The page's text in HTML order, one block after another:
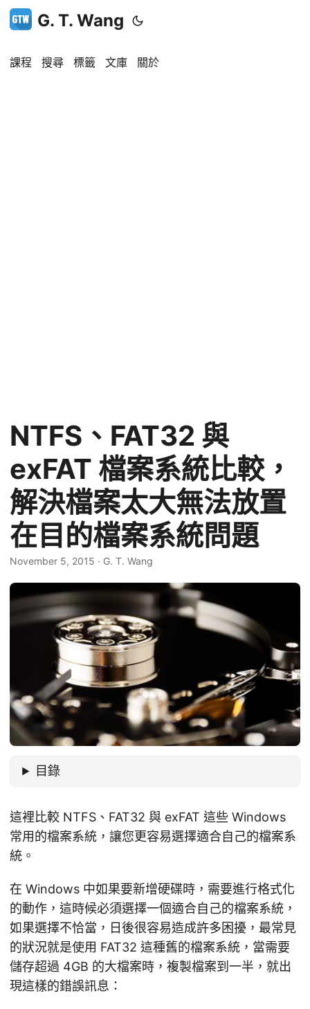
G. T. Wang
課程 搜尋 標籤 文庫 關於
NTFS、FAT32 與
exFAT 檔案系統比較，
解決檔案太大無法放置
在目的檔案系統問題
November 5, 2015 · G. T. Wang
目錄
這裡比較 NTFS、FAT32 與 exFAT 這些 Windows
常用的檔案系統，讓您更容易選擇適合自己的檔案系
統。
在 Windows 中如果要新增硬碟時，需要進行格式化
的動作，這時候必須選擇一個適合自己的檔案系統，
如果選擇不恰當，日後很容易造成許多困擾，最常見
的狀況就是使用 FAT32 這種舊的檔案系統，當需要
儲存超過 4GB 的大檔案時，複製檔案到一半，就出
現這樣的錯誤訊息：